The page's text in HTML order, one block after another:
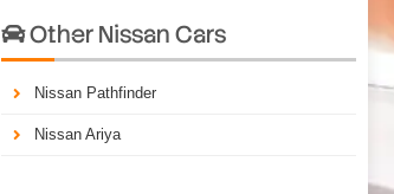
Other Nissan Cars
Nissan Pathfinder
Nissan Ariya